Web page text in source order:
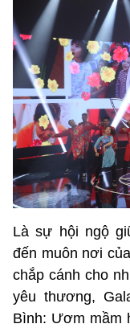
Là sự hội ngộ
đến muôn nơi
chắp cánh cho
yêu thương,
Bình: Ươm mầm